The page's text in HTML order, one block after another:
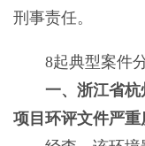
刑事责任。
8起典型案件分
一、浙江省杭
项目环评文件严